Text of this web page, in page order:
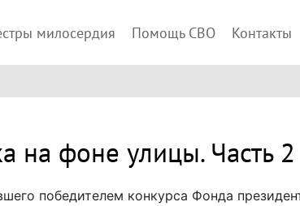
милосердия Помощь СВО Контакты
на фоне улицы. Часть 2
победителем конкурса Фонда